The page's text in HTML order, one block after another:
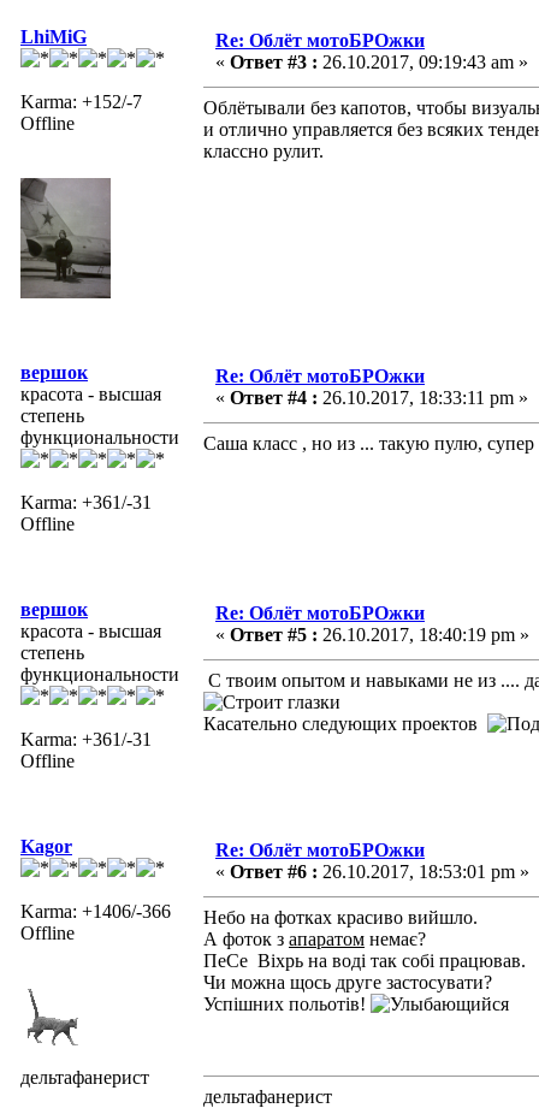
LhiMiG
Karma: +152/-7
Offline
Re: Облёт мотоБРОжки
« Ответ #3 : 26.10.2017, 09:19:43 am »
Облётывали без капотов, чтобы
и отлично управляется без всяких
классно рулит.
вершок
красота - высшая
степень
функциональности
Karma: +361/-31
Offline
Re: Облёт мотоБРОжки
« Ответ #4 : 26.10.2017, 18:33:11 pm »
Саша класс , но из ... такую пулю,
вершок
красота - высшая
степень
функциональности
Karma: +361/-31
Offline
Re: Облёт мотоБРОжки
« Ответ #5 : 26.10.2017, 18:40:19 pm »
С твоим опытом и навыками не из ....
Касательно следующих проектов
Kagor
Karma: +1406/-366
Offline
дельтафанерист
Re: Облёт мотоБРОжки
« Ответ #6 : 26.10.2017, 18:53:01 pm »
Небо на фотках красиво вийшло.
А фоток з апаратом немає?
ПеСе Віхрь на воді так собі працював.
Чи можна щось друге застосувати?
Успішних польотів!
дельтафанерист